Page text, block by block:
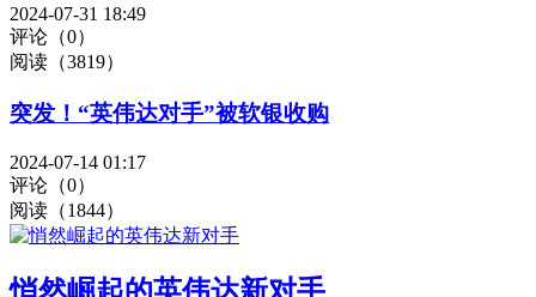
2024-07-31 18:49
评论（0）
阅读（3819）
突发！“英伟达对手”被软银收购
2024-07-14 01:17
评论（0）
阅读（1844）